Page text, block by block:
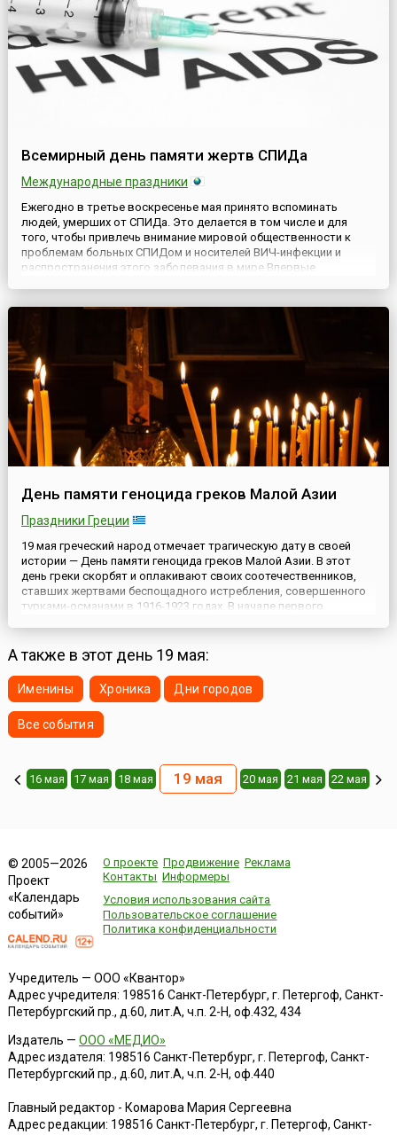
Всемирный день памяти жертв СПИДа
Международные праздники
Ежегодно в третье воскресенье мая принято вспоминать
людей, умерших от СПИДа. Это делается в том числе и для
того, чтобы привлечь внимание мировой общественности к
проблемам больных СПИДом и носителей ВИЧ-инфекции и
распространения этого заболевания в мире.Впервые
Франциско в 1983...
День памяти геноцида греков Малой Азии
Праздники Греции
19 мая греческий народ отмечает трагическую дату в своей
истории — День памяти геноцида греков Малой Азии. В этот
день греки скорбят и оплакивают своих соотечественников,
ставших жертвами беспощадного истребления, совершенного
турками-османами в 1916-1923 годах. В начале первого
необходим...
А также в этот день 19 мая:
Именины Хроника Дни городов
Все события
16 мая 17 мая 18 мая 19 мая 20 мая 21 мая 22 мая
© 2005—2026
Проект
«Календарь
событий»
О проекте Продвижение Реклама
Контакты Информеры
Условия использования сайта
Пользовательское соглашение
Политика конфиденциальности
Учредитель — ООО «Квантор»
Адрес учредителя: 198516 Санкт-Петербург, г. Петергоф, Санкт-
Петербургский пр., д.60, лит.А, ч.п. 2-Н, оф.432, 434
Издатель — ООО «МЕДИО»
Адрес издателя: 198516 Санкт-Петербург, г. Петергоф, Санкт-
Петербургский пр., д.60, лит.А, ч.п. 2-Н, оф.440
Главный редактор - Комарова Мария Сергеевна
Адрес редакции: 198516 Санкт-Петербург, г. Петергоф, Санкт-